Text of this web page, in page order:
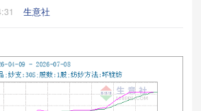
生意社